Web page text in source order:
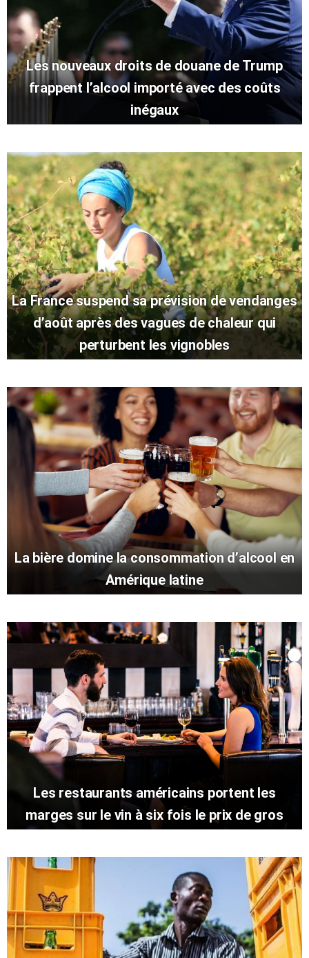
Les nouveaux droits de douane de Trump
frappent l’alcool importé avec des coûts
inégaux
La France suspend sa prévision de vendanges
d’août après des vagues de chaleur qui
perturbent les vignobles
La bière domine la consommation d’alcool en
Amérique latine
Les restaurants américains portent les
marges sur le vin à six fois le prix de gros